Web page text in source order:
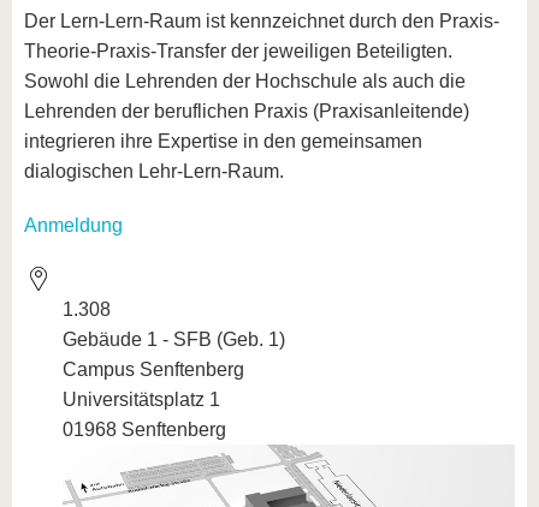
Der Lern-Lern-Raum ist kennzeichnet durch den Praxis-
Theorie-Praxis-Transfer der jeweiligen Beteiligten.
Sowohl die Lehrenden der Hochschule als auch die
Lehrenden der beruflichen Praxis (Praxisanleitende)
integrieren ihre Expertise in den gemeinsamen
dialogischen Lehr-Lern-Raum.
Anmeldung
1.308
Gebäude 1 - SFB (Geb. 1)
Campus Senftenberg
Universitätsplatz 1
01968 Senftenberg